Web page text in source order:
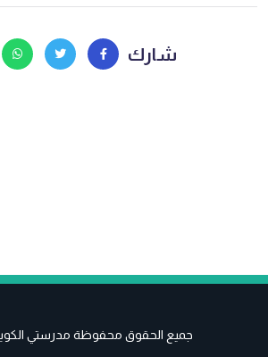
شارك
جميع الحقوق محفوظة مدرستي الكويتية